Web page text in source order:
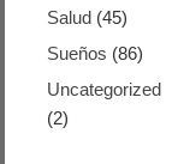
Salud (45)
Sueños (86)
Uncategorized
(2)